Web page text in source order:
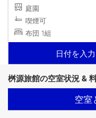
庭園
喫煙可
布団 1組
日付を入
桝源旅館の空室状況 &
空室